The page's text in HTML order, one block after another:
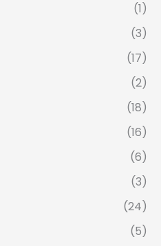
(1)
(3)
(17)
(2)
(18)
(16)
(6)
(3)
(24)
(5)